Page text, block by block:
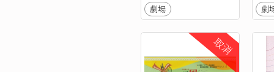
劇場
劇
取消